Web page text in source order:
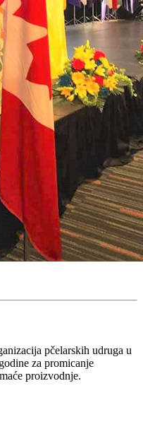
pčelarskih udruga u
za promicanje
proizvodnje.